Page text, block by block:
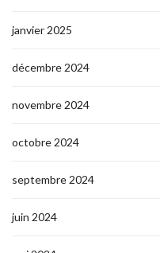
janvier 2025
décembre 2024
novembre 2024
octobre 2024
septembre 2024
juin 2024